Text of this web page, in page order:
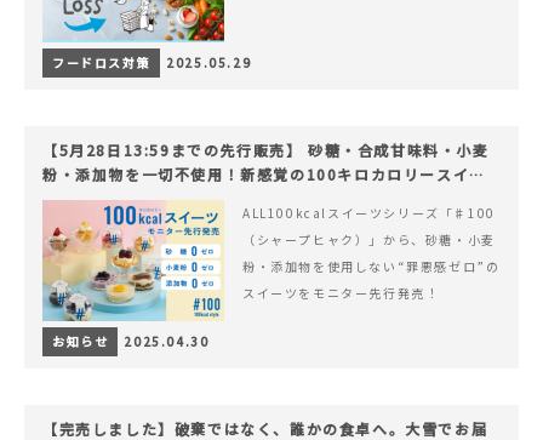
フードロス対策 2025.05.29
【5月28日13:59までの先行販売】 砂糖・合成甘味料・小麦
粉・添加物を一切不使用！新感覚の100キロカロリースイー
ツでヘルシーライフを。
ALL100kcalスイーツシリーズ「♯100
（シャープヒャク）」から、砂糖・小麦
粉・添加物を使用しない“罪悪感ゼロ”の
スイーツをモニター先行発売！
お知らせ 2025.04.30
【完売しました】破棄ではなく、誰かの食卓へ。大雪でお届